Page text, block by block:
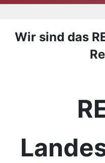
Wir sind das